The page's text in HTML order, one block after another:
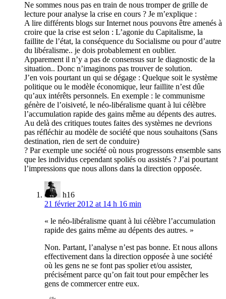
Ne sommes nous pas en train de nous tromper de grille de
lecture pour analyse la crise en cours ? Je m’explique :
A lire différents blogs sur Internet nous pouvons être amenés à
croire que la crise est selon : L’agonie du Capitalisme, la
faillite de l’état, la conséquence du Socialisme ou pour d’autre
du libéralisme.. je dois probablement en oublier.
Apparement il n’y a pas de consensus sur le diagnostic de la
situation.. Donc n’imaginons pas trouver de solution.
J’en vois pourtant un qui se dégage : Quelque soit le système
politique ou le modèle économique, leur faillite n’est dûe
qu’aux intérêts personnels. En exemple : le communisme
génère de l’oisiveté, le néo-libéralisme quant à lui célèbre
l’accumulation rapide des gains même au dépents des autres.
Au delà des critiques toutes faites des systèmes ne devrions
pas réfléchir au modèle de société que nous souhaitons (Sans
destination, rien de sert de conduire)
? Par exemple une société où nous progressons ensemble sans
que les individus cependant spoliés ou assistés ? J’ai pourtant
l’impressions que nous allons dans la direction opposée.
h16
21 février 2012 at 14 h 16 min
« le néo-libéralisme quant à lui célèbre l’accumulation
rapide des gains même au dépents des autres. »
Non. Partant, l’analyse n’est pas bonne. Et nous allons
effectivement dans la direction opposée à une société
où les gens ne se font pas spolier et/ou assister,
précisément parce qu’on fait tout pour empêcher les
gens de commercer entre eux.